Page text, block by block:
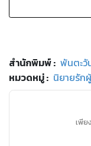
สำนักพิมพ์: พันตะวั
หมวดหมู่: นิยายรัก
เพีย